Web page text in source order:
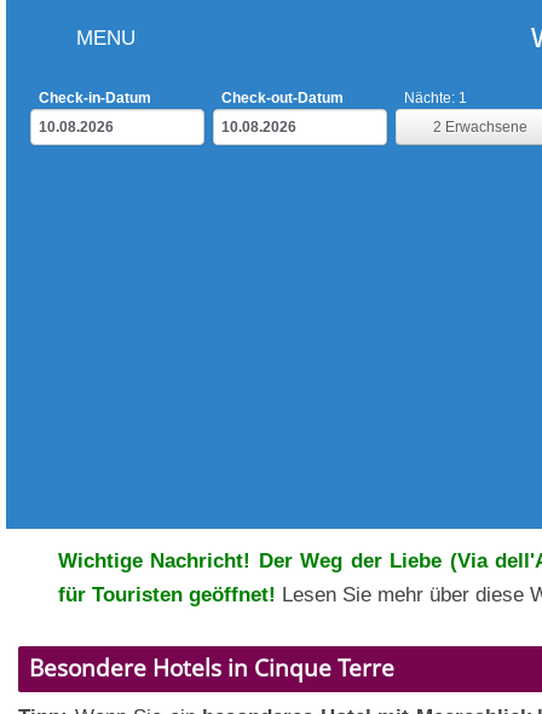
MENU
Check-in-Datum
Check-out-Datum
2 Erwachsene
Nächte: 1
Wichtige Nachricht! Der Weg der Liebe (Via
für Touristen geöffnet! Lesen Sie mehr über diese
Besondere Hotels in Cinque Terre